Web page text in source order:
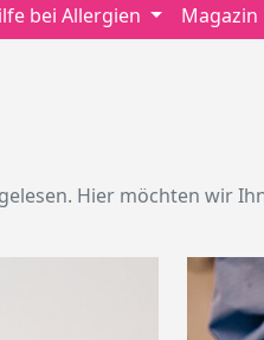
bei Allergien
Magazin
Hier möchten wir